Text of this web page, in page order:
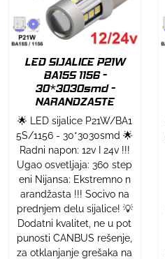
LED SIJALICE P21W
BA15S 1156 -
30*3030smd -
NARANDZASTE
🌟 LED sijalice P21W/BA1
5S/1156 - 30*3030smd 🌟
Radni napon: 12v I 24v !!!
Ugao osvetljaja: 360 step
eni Nijansa: Ekstremno n
arandžasta !!! Socivo na
prednjem delu sijalice! 💡
Dodatni kvalitet, ne u pot
punosti CANBUS rešenje,
za otklanjanje grešaka na